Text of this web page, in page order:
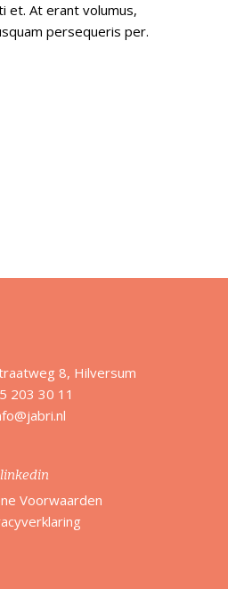
et. At erant volumus,
persequeris per.
8, Hilversum
203 30 11
linkedin
Voorwaarden